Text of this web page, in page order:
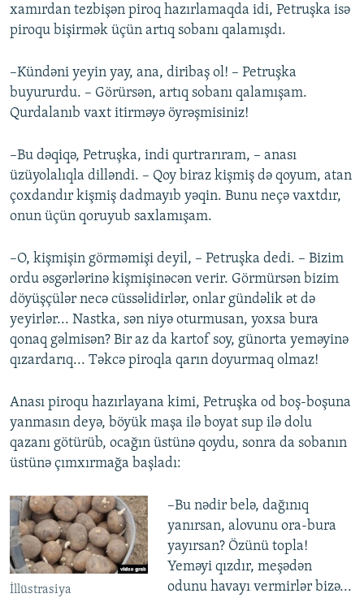
xamırdan tezbişən piroq hazırlamaqda idi, Petruşka isə
piroqu bişirmək üçün artıq sobanı qalamışdı.
–Kündəni yeyin yay, ana, diribaş ol! – Petruşka
buyururdu. – Görürsən, artıq sobanı qalamışam.
Qurdalanıb vaxt itirməyə öyrəşmisiniz!
–Bu dəqiqə, Petruşka, indi qurtrarıram, – anası
üzüyolalıqla dilləndi. – Qoy biraz kişmiş də qoyum, atan
çoxdandır kişmiş dadmayıb yəqin. Bunu neçə vaxtdır,
onun üçün qoruyub saxlamışam.
–O, kişmişin görməmişi deyil, – Petruşka dedi. – Bizim
ordu əsgərlərinə kişmişinəcən verir. Görmürsən bizim
döyüşçülər necə cüssəlidirlər, onlar gündəlik ət də
yeyirlər... Nastka, sən niyə oturmusan, yoxsa bura
qonaq gəlmisən? Bir az da kartof soy, günorta yeməyinə
qızardarıq... Təkcə piroqla qarın doyurmaq olmaz!
Anası piroqu hazırlayana kimi, Petruşka od boş-boşuna
yanmasın deyə, böyük maşa ilə boyat sup ilə dolu
qazanı götürüb, ocağın üstünə qoydu, sonra da sobanın
üstünə çımxırmağa başladı:
İllüstrasiya
–Bu nədir belə, dağınıq
yanırsan, alovunu ora-bura
yayırsan? Özünü topla!
Yeməyi qızdır, meşədən
odunu havayı vermirlər bizə...